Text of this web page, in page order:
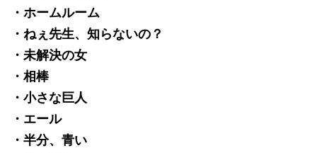
・ホームルーム
・ねぇ先生、知らないの？
・未解決の女
・相棒
・小さな巨人
・エール
・半分、青い